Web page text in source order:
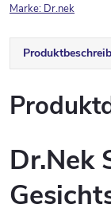
Marke: Dr.nek
Dr.Nek